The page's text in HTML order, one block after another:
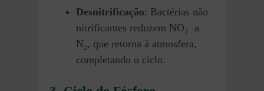
Desnitrificação: Bactérias não
nitrificantes reduzem NO₃⁻ a
N₂, que retorna à atmosfera,
completando o ciclo.